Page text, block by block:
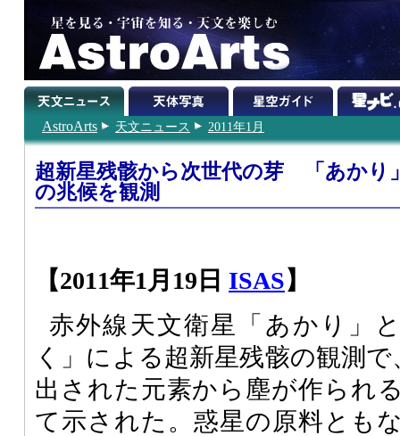
AstroArts 天文ニュース 2011年1月
超新星残骸から次世代の芽 「あかり
の兆候を観測
【2011年1月19日 ISAS】
赤外線天文衛星「あかり」
く」による超新星残骸の観測
出された元素から塵が作られ
て示された。惑星の原料とも